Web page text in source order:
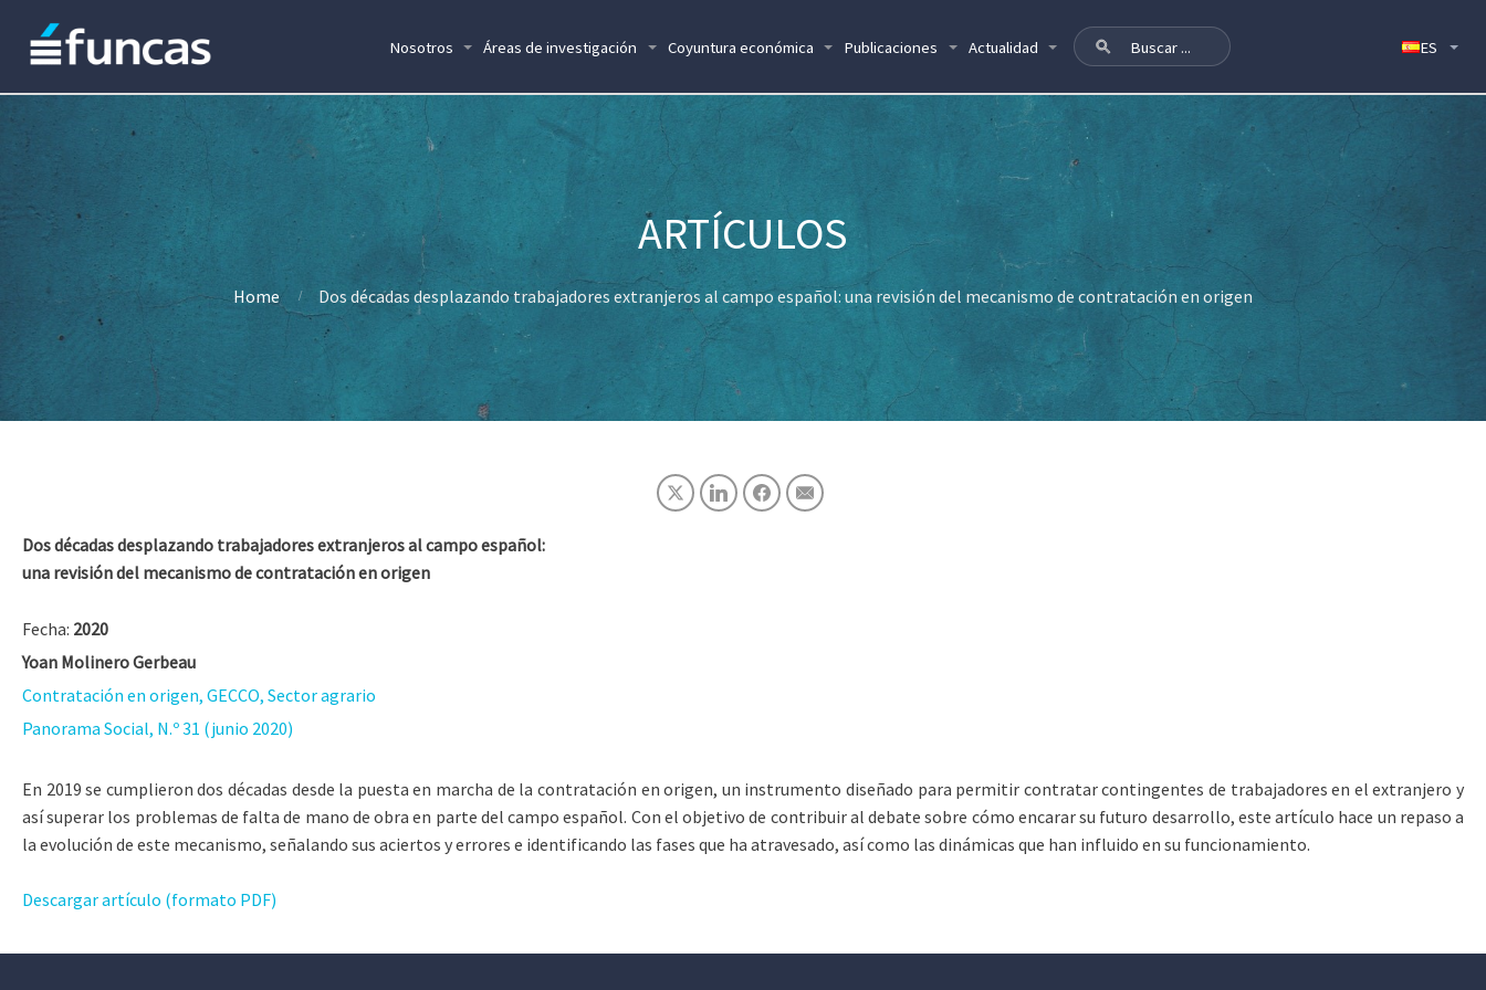
Nosotros Áreas de investigación Coyuntura económica Publicaciones Actualidad
Home Dos décadas desplazando trabajadores extranjeros al campo español: una revisión del mecanismo de contratación en origen
Dos décadas desplazando trabajadores extranjeros al campo español:
una revisión del mecanismo de contratación en origen
Fecha: 2020
Yoan Molinero Gerbeau
Contratación en origen, GECCO, Sector agrario
Panorama Social, N.º 31 (junio 2020)
En 2019 se cumplieron dos décadas desde la puesta en marcha de la contratación en origen, un instrumento diseñado para permitir contratar contingentes de trabajadores en el extranjero y
así superar los problemas de falta de mano de obra en parte del campo español. Con el objetivo de contribuir al debate sobre cómo encarar su futuro desarrollo, este artículo hace un repaso a
la evolución de este mecanismo, señalando sus aciertos y errores e identificando las fases que ha atravesado, así como las dinámicas que han influido en su funcionamiento.
Descargar artículo (formato PDF)